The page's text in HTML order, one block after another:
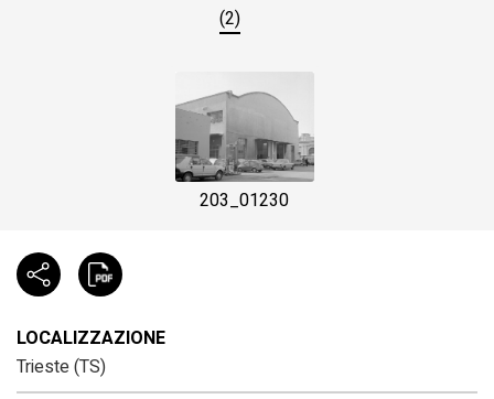
(2)
203_01230
LOCALIZZAZIONE
Trieste (TS)